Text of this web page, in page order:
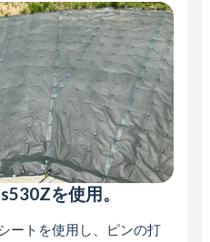
を使用。
ートを使用し、ピンの打